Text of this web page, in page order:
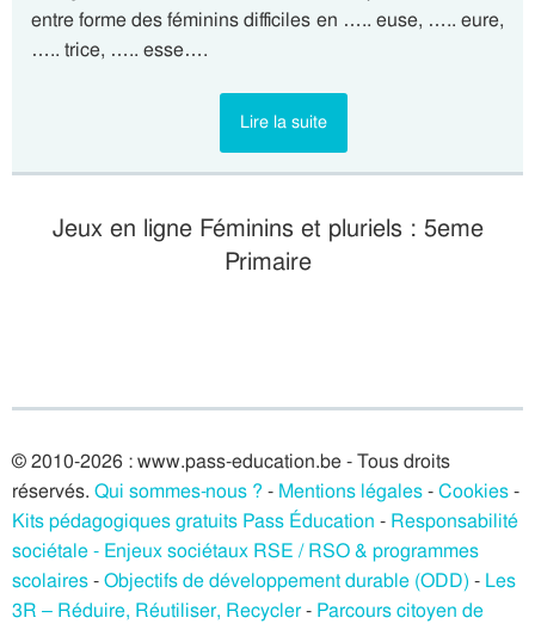
entre forme des féminins difficiles en ….. euse, ….. eure,
….. trice, ….. esse….
Lire la suite
Jeux en ligne Féminins et pluriels : 5eme
Primaire
© 2010-2026 : www.pass-education.be - Tous droits
réservés. Qui sommes-nous ? - Mentions légales-Cookies-
Kits pédagogiques gratuits Pass Éducation - Responsabilité
sociétale - Enjeux sociétaux RSE / RSO & programmes
scolaires-Objectifs de développement durable (ODD) - Les
3R – Réduire, Réutiliser, Recycler- Parcours citoyen de